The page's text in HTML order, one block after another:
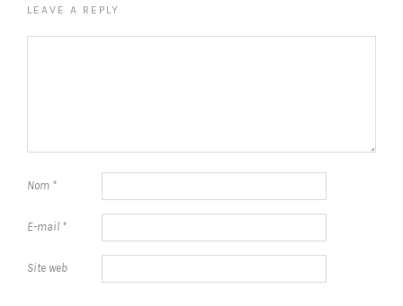
LEAVE A REPLY
Nom *
E-mail *
Site web